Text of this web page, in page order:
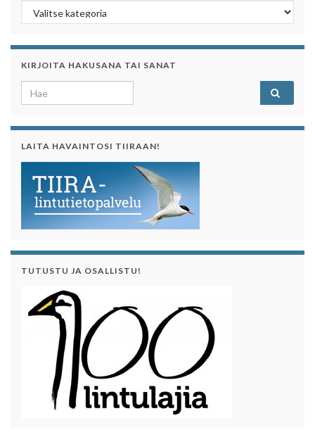
Kategoriaa klikkaamalla näet sen artikkelit
KIRJOITA HAKUSANA TAI SANAT
Search for:
LAITA HAVAINTOSI TIIRAAN!
TUTUSTU JA OSALLISTU!